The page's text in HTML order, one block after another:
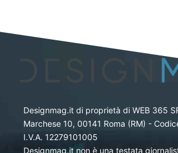
Designmag.it di proprietà di WEB 365
Marchese 10, 00141 Roma (RM) -
I.V.A. 12279101005
Designmag.it non è una testata